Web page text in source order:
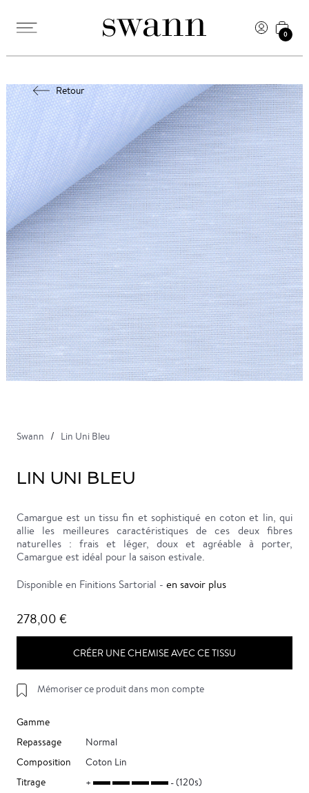
0
Retour
Swann Lin Uni Bleu
LIN UNI BLEU
Camargue est un tissu fin et sophistiqué en coton et lin, qui
allie les meilleures caractéristiques de ces deux fibres
naturelles : frais et léger, doux et agréable à porter,
Camargue est idéal pour la saison estivale.
Disponible en Finitions Sartorial - en savoir plus
278,00 €
CRÉER UNE CHEMISE AVEC CE TISSU
Mémoriser ce produit dans mon compte
Gamme
Repassage
Normal
Composition
Coton Lin
Titrage
(120s)